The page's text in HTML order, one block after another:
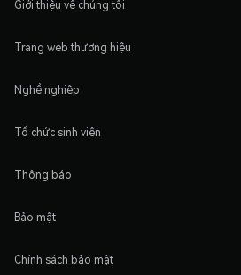
Giới thiệu về chúng tôi
Trang web thương hiệu
Nghề nghiệp
Tổ chức sinh viên
Thông báo
Bảo mật
Chính sách bảo mật